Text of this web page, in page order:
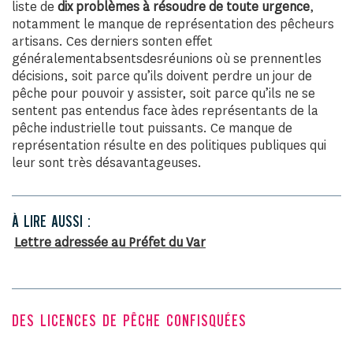
liste de dix problèmes à résoudre de toute urgence,
notamment le manque de représentation des pêcheurs
artisans. Ces derniers sonten effet
généralementabsentsdesréunions où se prennentles
décisions, soit parce qu’ils doivent perdre un jour de
pêche pour pouvoir y assister, soit parce qu’ils ne se
sentent pas entendus face àdes représentants de la
pêche industrielle tout puissants. Ce manque de
représentation résulte en des politiques publiques qui
leur sont très désavantageuses.
À LIRE AUSSI :
Lettre adressée au Préfet du Var
DES LICENCES DE PÊCHE CONFISQUÉES